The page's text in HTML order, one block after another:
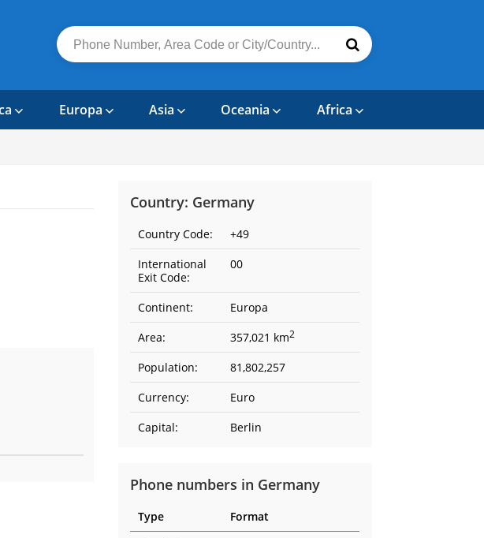
Europa Asia Oceania Africa
Country: Germany
Country Code:
+49
International
Exit Code:
00
Continent:
Europa
Area:
357,021 km2
Population:
81,802,257
Currency:
Euro
Capital:
Berlin
Phone numbers in Germany
Type
Format